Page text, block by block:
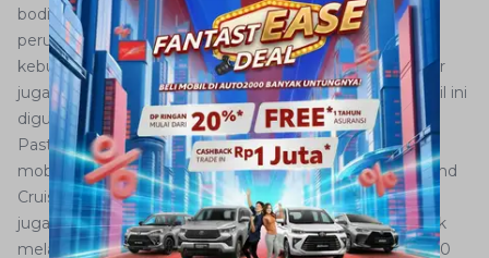
bodinya sudah dibuat lebih modern dengan berbagai
perubahan serta penambahan untuk memenuhi
kebutuhan masyarakat. Pada seri ini Toyota Land Cruiser
juga dibuat lebih mewah sehingga tak heran kalau mobil ini
digunakan oleh jajaran Pemerintahan Indonesia.
Pastinya ada banyak keunggulan yang diberikan dalam
mobil Land Cruiser yang terbaru. Tidak hanya Toyota Land
Cruiser, masih banyakMobil Baru Toyotalainnya yang
juga memberikan banyak keunggulan. Jika Anda tertarik
melakukan pembelian, langsung saja kunjungi Auto2000